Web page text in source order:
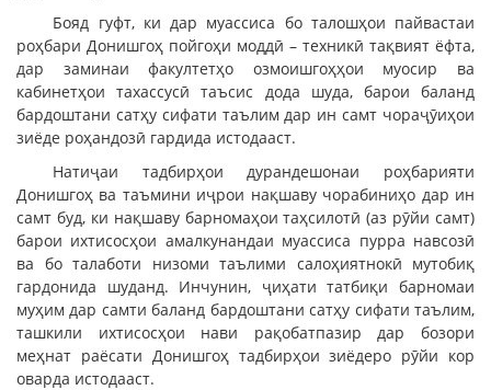
Бояд гуфт, ки дар муассиса бо талошҳои пайвастаи
роҳбари Донишгоҳ пойгоҳи моддӣ – техникӣ тақвият ёфта,
дар заминаи факултетҳо озмоишгоҳҳои муосир ва
кабинетҳои тахассусӣ таъсис дода шуда, барои баланд
бардоштани сатҳу сифати таълим дар ин самт чораҷӯиҳои
зиёде роҳандозӣ гардида истодааст.
Натиҷаи тадбирҳои дурандешонаи роҳбарияти
Донишгоҳ ва таъмини иҷрои нақшаву чорабиниҳо дар ин
самт буд, ки нақшаву барномаҳои таҳсилотӣ (аз рӯйи самт)
барои ихтисосҳои амалкунандаи муассиса пурра навсозӣ
ва бо талаботи низоми таълими салоҳиятнокӣ мутобиқ
гардонида шуданд. Инчунин, ҷиҳати татбиқи барномаи
муҳим дар самти баланд бардоштани сатҳу сифати таълим,
ташкили ихтисосҳои нави рақобатпазир дар бозори
меҳнат раёсати Донишгоҳ тадбирҳои зиёдеро рӯйи кор
оварда истодааст.